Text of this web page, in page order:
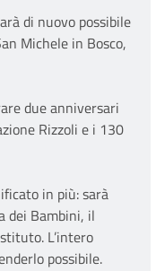
di nuovo possibile
Michele in Bosco,
due anniversari
Rizzoli e i 130
in più: sarà
dei Bambini, il
L’intero
possibile.